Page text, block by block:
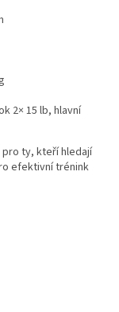
2× 15 lb, hlavní
ty, kteří hledají
efektivní trénink